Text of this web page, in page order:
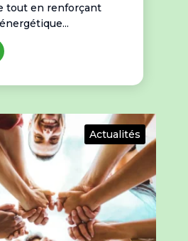
tout en renforçant
Actualités